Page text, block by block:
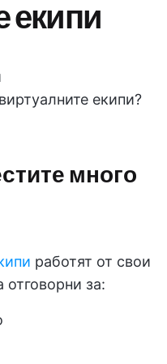
екипи
екипи?
много
работят от свои
отговорни за: